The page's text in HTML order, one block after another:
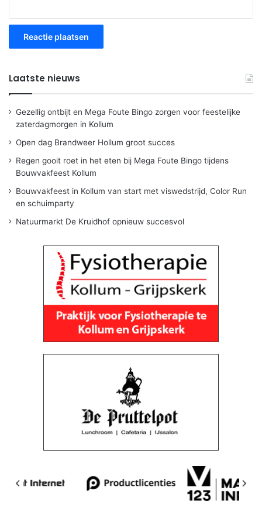
Laatste nieuws
Gezellig ontbijt en Mega Foute Bingo zorgen voor feestelijke
zaterdagmorgen in Kollum
Open dag Brandweer Hollum groot succes
Regen gooit roet in het eten bij Mega Foute Bingo tijdens
Bouwvakfeest Kollum
Bouwvakfeest in Kollum van start met viswedstrijd, Color Run
en schuimparty
Natuurmarkt De Kruidhof opnieuw succesvol